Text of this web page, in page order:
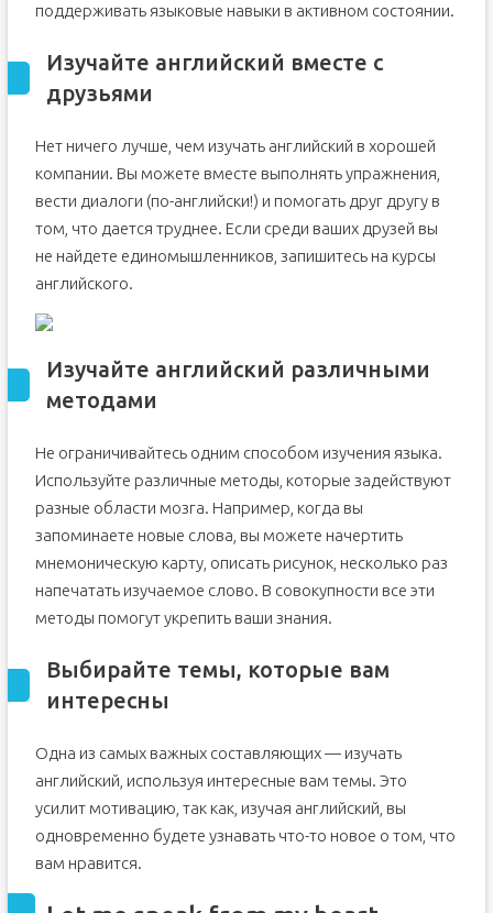
поддерживать языковые навыки в активном состоянии.
Изучайте английский вместе с
друзьями
Нет ничего лучше, чем изучать английский в хорошей
компании. Вы можете вместе выполнять упражнения,
вести диалоги (по-английски!) и помогать друг другу в
том, что дается труднее. Если среди ваших друзей вы
не найдете единомышленников, запишитесь на курсы
английского.
Изучайте английский различными
методами
Не ограничивайтесь одним способом изучения языка.
Используйте различные методы, которые задействуют
разные области мозга. Например, когда вы
запоминаете новые слова, вы можете начертить
мнемоническую карту, описать рисунок, несколько раз
напечатать изучаемое слово. В совокупности все эти
методы помогут укрепить ваши знания.
Выбирайте темы, которые вам
интересны
Одна из самых важных составляющих — изучать
английский, используя интересные вам темы. Это
усилит мотивацию, так как, изучая английский, вы
одновременно будете узнавать что-то новое о том, что
вам нравится.